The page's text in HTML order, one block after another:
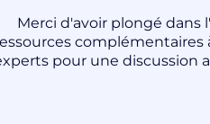
Merci d'avoir plongé dans
pour une discussion